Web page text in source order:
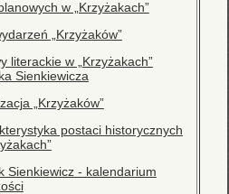
w „Krzyżakach”
„Krzyżaków”
literackie w „Krzyżakach”
Sienkiewicza
„Krzyżaków”
postaci historycznych
Sienkiewicz - kalendarium